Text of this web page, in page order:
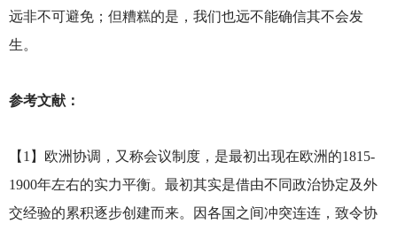
远非不可避免；但糟糕的是，我们也远不能确信其不会发
生。
参考文献：
【1】欧洲协调，又称会议制度，是最初出现在欧洲的1815-
1900年左右的实力平衡。最初其实是借由不同政治协定及外
交经验的累积逐步创建而来。因各国之间冲突连连，致令协